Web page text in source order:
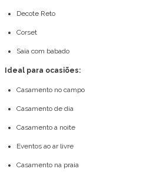
Decote Reto
Corset
Saia com babado
Ideal para ocasiões:
Casamento no campo
Casamento de dia
Casamento a noite
Eventos ao ar livre
Casamento na praia